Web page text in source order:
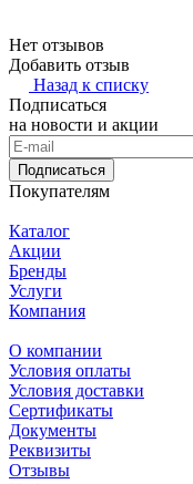
Нет отзывов
Добавить отзыв
Назад к списку
Подписаться
на новости и акции
Подписаться
Покупателям
Каталог
Акции
Бренды
Услуги
Компания
О компании
Условия оплаты
Условия доставки
Сертификаты
Документы
Реквизиты
Отзывы